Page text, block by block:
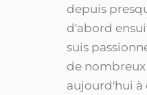
depuis
d'abord
suis
de
aujourd'hui à